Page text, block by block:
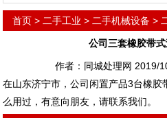
首页 > 二手工业 > 二手机械设备 >
公司三套橡胶带
作者：同城处理网 2019/
在山东济宁市，公司闲置产品3台橡
么用过，有意向朋友，请联系我们。